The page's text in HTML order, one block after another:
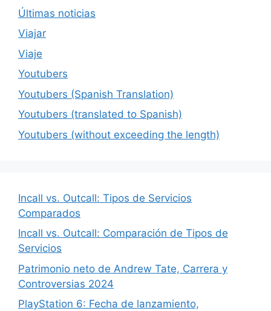
Últimas noticias
Viajar
Viaje
Youtubers
Youtubers (Spanish Translation)
Youtubers (translated to Spanish)
Youtubers (without exceeding the length)
Incall vs. Outcall: Tipos de Servicios
Comparados
Incall vs. Outcall: Comparación de Tipos de
Servicios
Patrimonio neto de Andrew Tate, Carrera y
Controversias 2024
PlayStation 6: Fecha de lanzamiento,